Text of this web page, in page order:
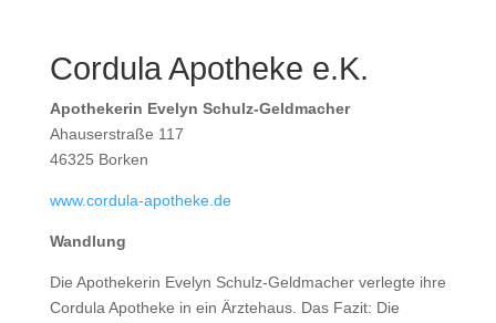
Cordula Apotheke e.K.
Apothekerin Evelyn Schulz-Geldmacher
Ahauserstraße 117
46325 Borken
www.cordula-apotheke.de
Wandlung
Die Apothekerin Evelyn Schulz-Geldmacher verlegte ihre
Cordula Apotheke in ein Ärztehaus. Das Fazit: Die